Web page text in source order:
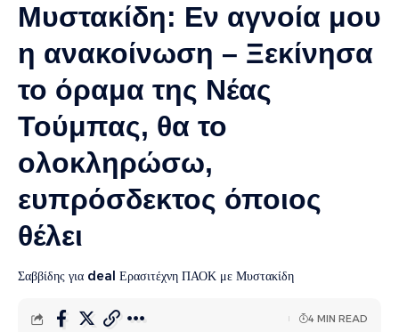
Μυστακίδη: Εν αγνοία μου
η ανακοίνωση – Ξεκίνησα
το όραμα της Νέας
Τούμπας, θα το
ολοκληρώσω,
ευπρόσδεκτος όποιος
θέλει
Σαββίδης για deal Ερασιτέχνη ΠΑΟΚ με Μυστακίδη
4 MIN READ